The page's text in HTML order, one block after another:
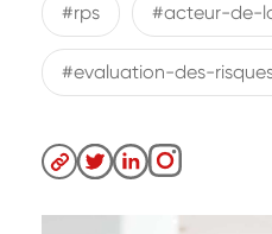
#rps #acteur-de-
#evaluation-des-